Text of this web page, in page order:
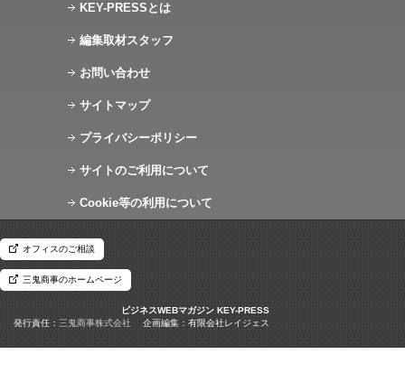
KEY-PRESSとは
編集取材スタッフ
お問い合わせ
サイトマップ
プライバシーポリシー
サイトのご利用について
Cookie等の利用について
オフィスのご相談
三鬼商事のホームページ
ビジネスWEBマガジン KEY-PRESS
発行責任： 三鬼商事株式会社 企画編集： 有限会社レイジェス